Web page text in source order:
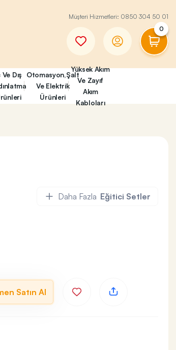
Müşteri Hizmetleri: 0850 304 50 01
0
Ve Dış
Otomasyon,Şalt
Ve Elektrik
Ürünleri
Yüksek Akım
Ve Zayıf
Akım
Kabloları
Daha Fazla Eğitici Setler
Satın Al